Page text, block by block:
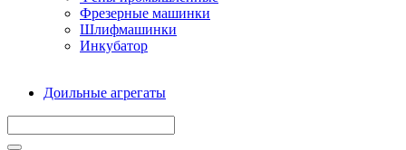
Фрезерные машинки
Шлифмашинки
Инкубатор
Доильные агрегаты